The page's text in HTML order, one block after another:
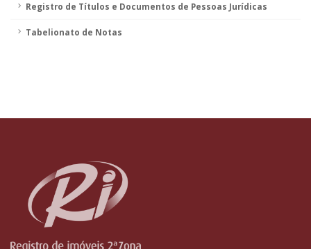
Registro de Títulos e Documentos de Pessoas Jurídicas
Tabelionato de Notas